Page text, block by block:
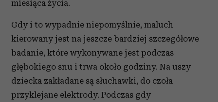
miesiąca życia.
Gdy i to wypadnie niepomyślnie, maluch
kierowany jest na jeszcze bardziej szczegółowe
badanie, które wykonywane jest podczas
głębokiego snu i trwa około godziny. Na uszy
dziecka zakładane są słuchawki, do czoła
przyklejane elektrody. Podczas gdy